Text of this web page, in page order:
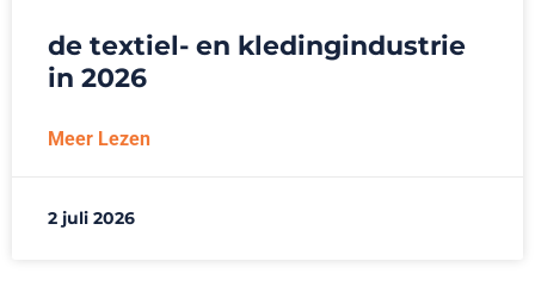
de textiel- en kledingindustrie
in 2026
Meer Lezen
2 juli 2026